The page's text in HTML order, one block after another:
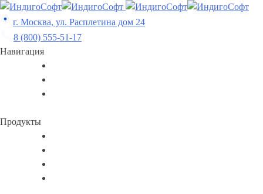
Skip
to
content
г. Москва, ул. Расплетина дом 24
8 (800) 555-51-17
Навигация
Продукты